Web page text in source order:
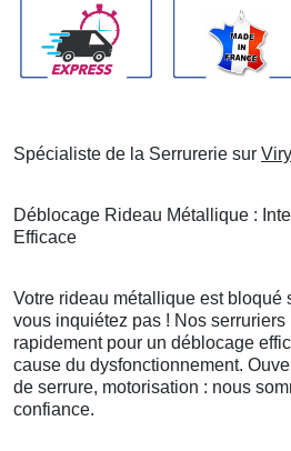
Spécialiste de la Serrurerie sur
Déblocage Rideau Métallique :
Efficace
Votre rideau métallique est bloqué
vous inquiétez pas ! Nos
rapidement pour un déblocage
cause du dysfonctionnement.
de serrure, motorisation : nous
confiance.